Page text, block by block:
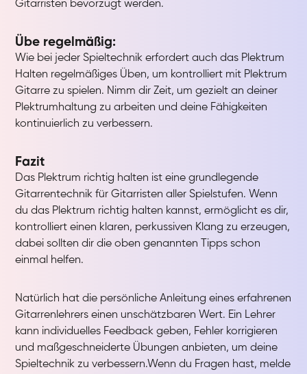
Gitarristen bevorzugt werden.
Übe regelmäßig:
Wie bei jeder Spieltechnik erfordert auch das Plektrum
Halten regelmäßiges Üben, um kontrolliert mit Plektrum
Gitarre zu spielen. Nimm dir Zeit, um gezielt an deiner
Plektrumhaltung zu arbeiten und deine Fähigkeiten
kontinuierlich zu verbessern.
Fazit
Das Plektrum richtig halten ist eine grundlegende
Gitarrentechnik für Gitarristen aller Spielstufen. Wenn
du das Plektrum richtig halten kannst, ermöglicht es dir,
kontrolliert einen klaren, perkussiven Klang zu erzeugen,
dabei sollten dir die oben genannten Tipps schon
einmal helfen.
Natürlich hat die persönliche Anleitung eines erfahrenen
Gitarrenlehrers einen unschätzbaren Wert. Ein Lehrer
kann individuelles Feedback geben, Fehler korrigieren
und maßgeschneiderte Übungen anbieten, um deine
Spieltechnik zu verbessern.Wenn du Fragen hast, melde